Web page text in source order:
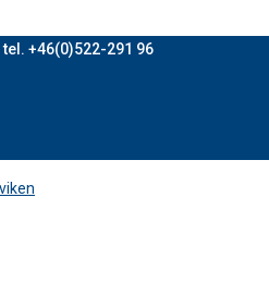
| tel. +46(0)522-291 96